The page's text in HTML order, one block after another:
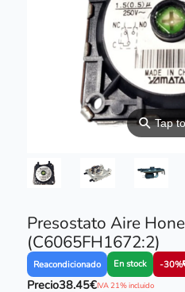
⚲Tap
Presostato Aire
(C6065FH1672:2)
Reacondicionado En stock -30%
Precio38.45€IVA 21% incluido